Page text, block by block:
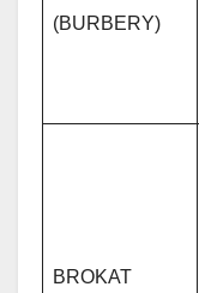
(BURBERY)
BROKAT